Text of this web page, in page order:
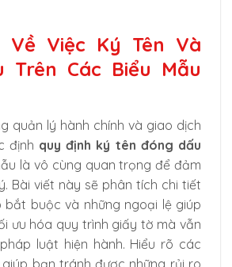
Về Việc Ký Tên Và
Trên Các Biểu Mẫu
quản lý hành chính và giao dịch
định quy định ký tên đóng dấu
là vô cùng quan trọng để đảm
Bài viết này sẽ phân tích chi tiết
buộc và những ngoại lệ giúp
ưu hóa quy trình giấy tờ mà vẫn
luật hiện hành. Hiểu rõ các
bạn tránh được những rủi ro